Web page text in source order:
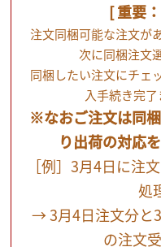
[ 重要
注文同梱可能な注文が
次に同梱注文
同梱したい注文にチェ
入手続き完了
※なおご注文は同
り出荷の対応
［例］3月4日に注
処
→ 3月4日注文分と
の注文